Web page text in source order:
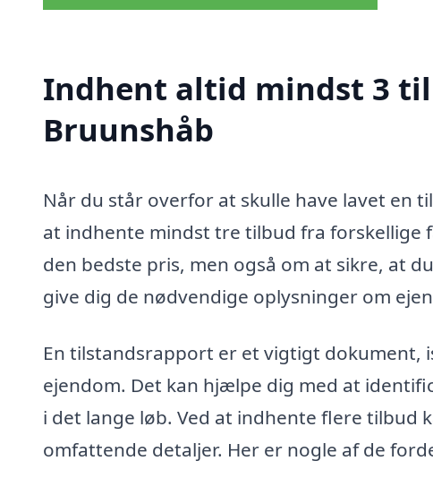
Indhent altid mindst 3
Bruunshåb
Når du står overfor at skulle have lavet en
at indhente mindst tre tilbud fra forskellige
den bedste pris, men også om at sikre, at
give dig de nødvendige oplysninger om
En tilstandsrapport er et vigtigt dokument,
ejendom. Det kan hjælpe dig med at
i det lange løb. Ved at indhente flere tilbud
omfattende detaljer. Her er nogle af de